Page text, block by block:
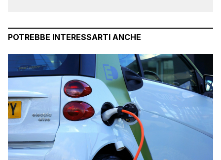
POTREBBE INTERESSARTI ANCHE